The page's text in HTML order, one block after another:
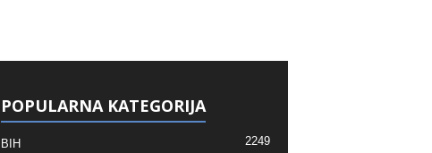
POPULARNA KATEGORIJA
BIH 2249